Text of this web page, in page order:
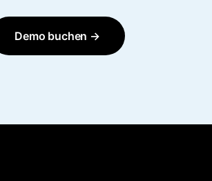
Demo buchen →